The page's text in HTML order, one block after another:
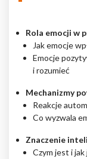
Rola emocji w
Jak emocje
Emocje
i rozumieć
Mechanizmy
Reakcje
Co wyzwala
Znaczenie
Czym jest i jak
klasyfikowania,